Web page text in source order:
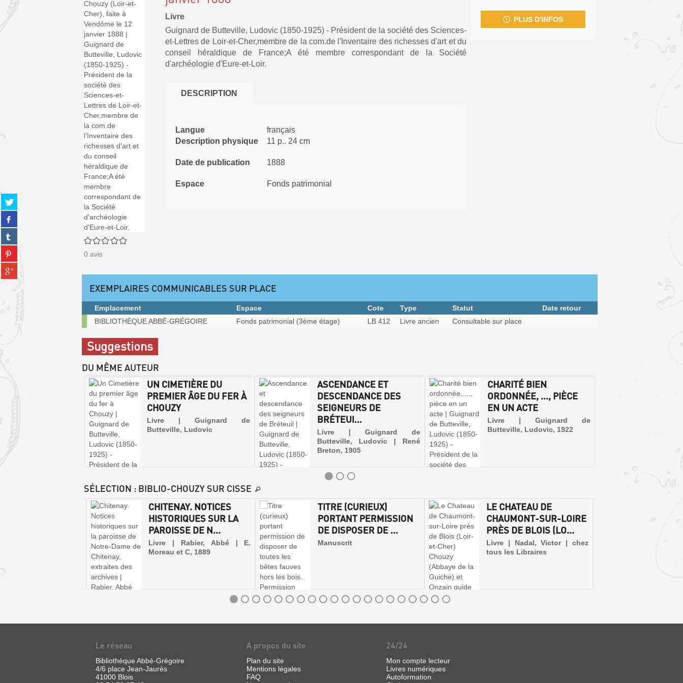
Partager
sur
twitter
(Nouvelle
fenêtre)
Partager
sur
facebook
(Nouvelle
fenêtre)
Partager
sur
tumblr
(Nouvelle
fenêtre)
Partager
sur
pinterest
(Nouvelle
Partager
sur
0/5
0 avis
Livre
Guignard de Butteville, Ludovic (1850-1925) - Président de la société des Sciences-
et-Lettres de Loir-et-Cher,membre de la com.de l'Inventaire des richesses d'art et du
conseil héraldique de France;A été membre correspondant de la Société
d'archéologie d'Eure-et-Loir.
DESCRIPTION
Langue
français
Description physique
11 p.. 24 cm
Date de publication 1888
Espace Fonds patrimonial
PLUS D'INFOS
EXEMPLAIRES COMMUNICABLES SUR PLACE
Exemplaires
communicables
sur
place
Emplacement Espace Cote Type Statut
Date retour
BIBLIOTHÈQUE ABBÉ-GRÉGOIRE
Fonds patrimonial (3ème étage) LB 412 Livre ancien Consultable sur place
Suggestions
DU MÊME AUTEUR
ASCENDANCE ET
DESCENDANCE DES
SEIGNEURS DE
BRÉTEUI...
Livre | Guignard de
Butteville, Ludovic | René
Breton, 1905
CHARITÉ BIEN
ORDONNÉE, ..., PIÈCE
EN UN ACTE
Livre | Guignard de
Butteville, Ludovic, 1922
UN CIMETIÈRE DU
PREMIER ÂGE DU FER À
CHOUZY
Livre | Guignard de
Butteville, Ludovic
SÉLECTION : BIBLIO-CHOUZY SUR CISSE
TITRE (CURIEUX)
PORTANT PERMISSION
DE DISPOSER DE ...
Manuscrit
LE CHATEAU DE
CHAUMONT-SUR-LOIRE
PRÈS DE BLOIS (LO...
Livre | Nadal, Victor | chez
tous les Libraires
des
CHITENAY. NOTICES
HISTORIQUES SUR LA
PAROISSE DE N...
Livre | Rabier, Abbé | E.
Moreau et C, 1889
et architec...
Le réseau
Bibliothèque Abbé-Grégoire
4/6 place Jean-Jaurès
41000 Blois
A propos du site
Plan du site
Mentions légales
FAQ
24/24
Mon compte lecteur
Livres numériques
Autoformation